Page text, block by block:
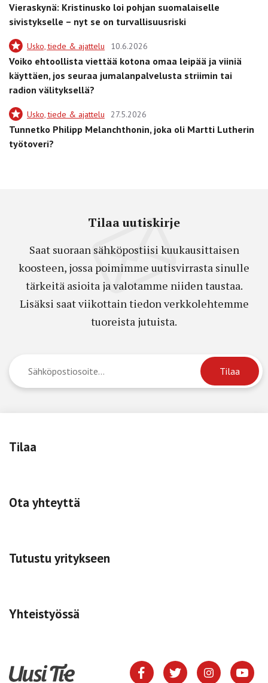
Vieraskynä: Kristinusko loi pohjan suomalaiselle
sivistykselle – nyt se on turvallisuusriski
Usko, tiede & ajattelu 10.6.2026
Voiko ehtoollista viettää kotona omaa leipää ja viiniä
käyttäen, jos seuraa jumalanpalvelusta striimin tai
radion välityksellä?
Usko, tiede & ajattelu 27.5.2026
Tunnetko Philipp Melanchthonin, joka oli Martti Lutherin
työtoveri?
Tilaa uutiskirje
Saat suoraan sähköpostiisi kuukausittaisen
koosteen, jossa poimimme uutisvirrasta sinulle
tärkeitä asioita ja valotamme niiden taustaa.
Lisäksi saat viikottain tiedon verkkolehtemme
tuoreista jutuista.
Tilaa
Ota yhteyttä
Tutustu yritykseen
Yhteistyössä